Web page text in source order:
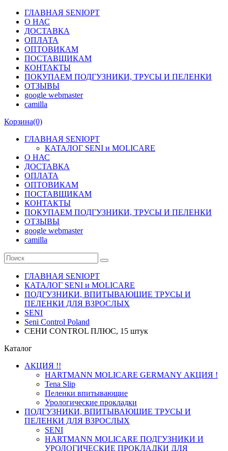
ГЛАВНАЯ SENIOPT
О НАС
ДОСТАВКА
ОПЛАТА
ОПТОВИКАМ
ПОСТАВЩИКАМ
КОНТАКТЫ
ПОКУПАЕМ ПОДГУЗНИКИ, ТРУСЫ И ПЕЛЕНКИ
ОТЗЫВЫ
google webmaster
camilla
Корзина(0)
ГЛАВНАЯ SENIOPT
КАТАЛОГ SENI и MOLICARE
О НАС
ДОСТАВКА
ОПЛАТА
ОПТОВИКАМ
ПОСТАВЩИКАМ
КОНТАКТЫ
ПОКУПАЕМ ПОДГУЗНИКИ, ТРУСЫ И ПЕЛЕНКИ
ОТЗЫВЫ
google webmaster
camilla
ГЛАВНАЯ SENIOPT
КАТАЛОГ SENI и MOLICARE
ПОДГУЗНИКИ, ВПИТЫВАЮЩИЕ ТРУСЫ И
ПЕЛЕНКИ ДЛЯ ВЗРОСЛЫХ
SENI
Seni Control Poland
СЕНИ CONTROL ПЛЮС, 15 штук
Каталог
АКЦИЯ !!
HARTMANN MOLICARE GERMANY АКЦИЯ !
Tena Slip
Пеленки впитывающие
Урологические прокладки
ПОДГУЗНИКИ, ВПИТЫВАЮЩИЕ ТРУСЫ И
ПЕЛЕНКИ ДЛЯ ВЗРОСЛЫХ
SENI
HARTMANN MOLICARE ПОДГУЗНИКИ И
УРОЛОГИЧЕСКИЕ ПРОКЛАДКИ ДЛЯ